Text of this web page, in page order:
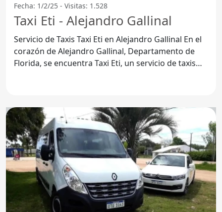
Fecha: 1/2/25 - Visitas: 1.528
Taxi Eti - Alejandro Gallinal
Servicio de Taxis Taxi Eti en Alejandro Gallinal En el
corazón de Alejandro Gallinal, Departamento de
Florida, se encuentra Taxi Eti, un servicio de taxis